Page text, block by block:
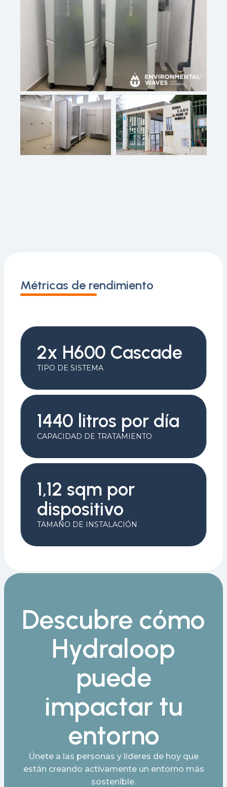
Métricas de rendimiento
2x H600 Cascade
TIPO DE SISTEMA
1440 litros por día
CAPACIDAD DE TRATAMIENTO
1,12 sqm por
dispositivo
TAMAÑO DE INSTALACIÓN
Descubre cómo
Hydraloop
puede
impactar tu
entorno
Únete a las personas y líderes de hoy que
están creando activamente un entorno más
sostenible.